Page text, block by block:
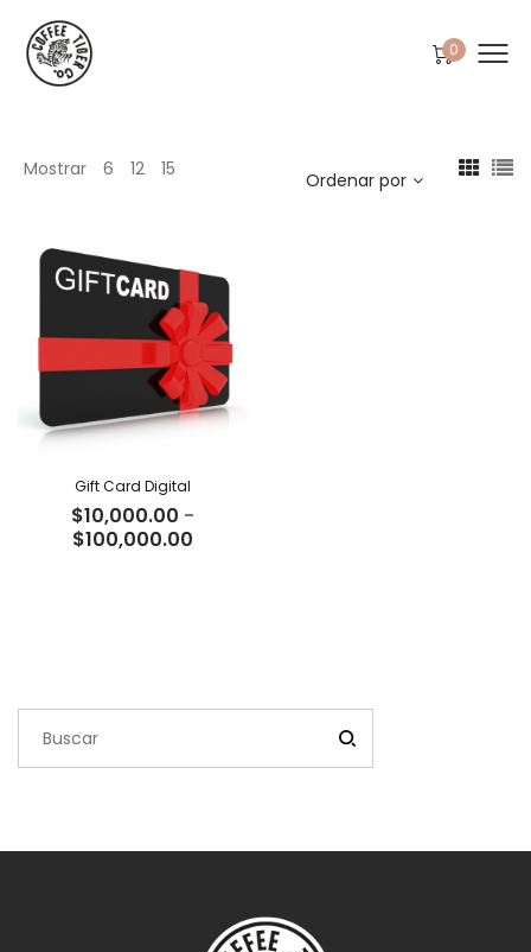
0
Mostrar 6 12 15 Ordenar por
Gift Card Digital
$10,000.00 -
$100,000.00